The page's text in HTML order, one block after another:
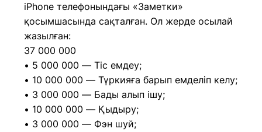
iPhone телефонындағы «Заметки»
қосымшасында сақталған. Ол жерде осылай
жазылған:
37 000 000
• 5 000 000 — Тіс емдеу;
• 10 000 000 — Түркияға барып емделіп келу;
• 3 000 000 — Бады алып ішу;
• 10 000 000 — Қыдыру;
• 3 000 000 — Фэн шуй;